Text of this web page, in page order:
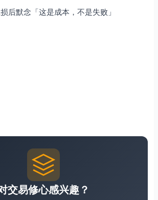
损后默念「这是成本，不是失败」
交易修心感兴趣？